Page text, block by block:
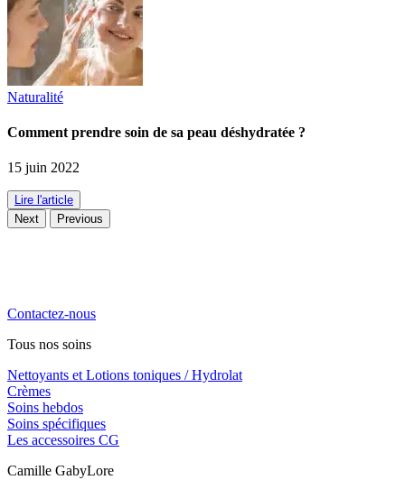
Naturalité
Comment prendre soin de sa peau déshydratée ?
15 juin 2022
Lire l'article
Next
Previous
Contactez-nous
Tous nos soins
Nettoyants et Lotions toniques / Hydrolat
Crèmes
Soins hebdos
Soins spécifiques
Les accessoires CG
Camille GabyLore